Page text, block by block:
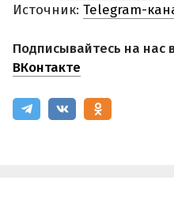
Источник: Telegram-
Подписывайтесь на нас
ВКонтакте